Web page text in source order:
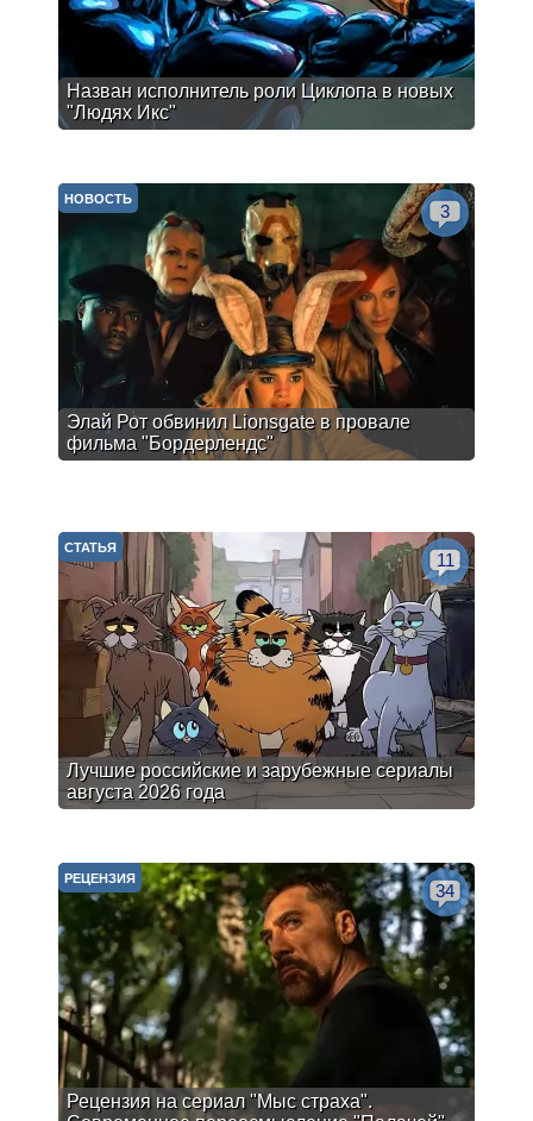
Назван исполнитель роли Циклопа в новых
"Людях Икс"
Элай Рот обвинил Lionsgate в провале
фильма "Бордерлендс"
НОВОСТЬ
3
Лучшие российские и зарубежные сериалы
августа 2026 года
СТАТЬЯ
11
Рецензия на сериал "Мыс страха".
РЕЦЕНЗИЯ
34